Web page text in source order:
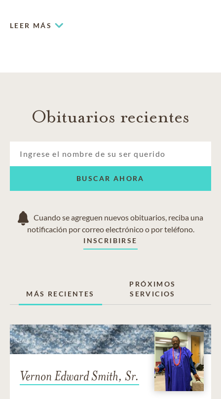
LEER MÁS
Obituarios recientes
BUSCAR AHORA
Cuando se agreguen nuevos obituarios, reciba una
notificación por correo electrónico o por teléfono.
INSCRIBIRSE
MÁS RECIENTES
PRÓXIMOS
SERVICIOS
Vernon Edward Smith, Sr.